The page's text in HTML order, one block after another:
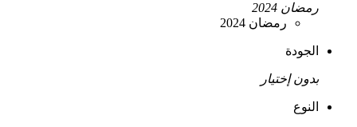
رمضان 2024
رمضان 2024
الجودة
بدون إختيار
النوع